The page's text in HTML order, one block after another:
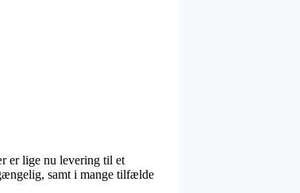
er lige nu levering til et
samt i mange tilfælde